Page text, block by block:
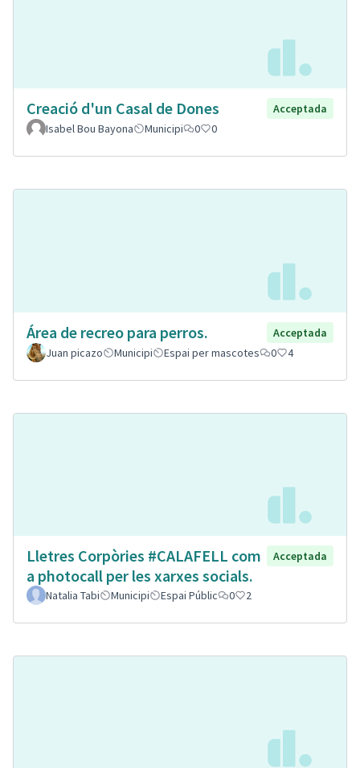
Creació d'un Casal de Dones
Acceptada
Isabel Bou Bayona
Municipi 0 0
Área de recreo para perros.
Acceptada
Juan picazo
Municipi Espai per mascotes 0 4
Lletres Corpòries #CALAFELL com
a photocall per les xarxes socials.
Acceptada
Natalia Tabi Municipi Espai Públic 0 2